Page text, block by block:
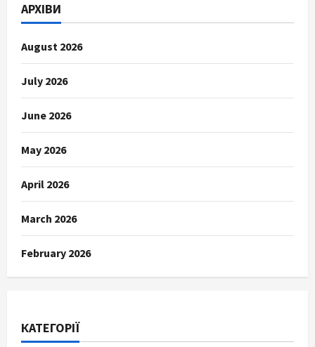
АРХІВИ
August 2026
July 2026
June 2026
May 2026
April 2026
March 2026
February 2026
КАТЕГОРІЇ